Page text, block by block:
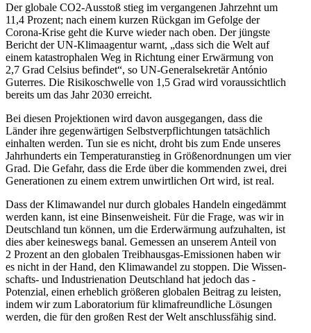
Der globale CO2-Ausstoß stieg im vergan­genen Jahrzehnt um
11,4 Prozent; nach einem kurzen Rückgan im Gefolge der
Corona-Krise geht die Kurve wieder nach oben. Der jüngste
Bericht der UN-Klimaagentur warnt, „dass sich die Welt auf
einem katastro­phalen Weg in Richtung einer Erwärmung von
2,7 Grad Celsius befindet“, so UN-­Gene­ral­se­kretär António
Guterres. Die Risiko­schwelle von 1,5 Grad wird voraus­sichtlich
bereits um das Jahr 2030 erreicht.
Bei diesen Projek­tionen wird davon ausge­gangen, dass die
Länder ihre gegen­wär­tigen Selbst­ver­pflich­tungen tatsächlich
einhalten werden. Tun sie es nicht, droht bis zum Ende unseres
Jahrhun­derts ein Tempe­ra­tur­an­stieg in Größen­ord­nungen um vier
Grad. Die Gefahr, dass die Erde über die kommenden zwei, drei
Genera­tionen zu einem extrem unwirt­lichen Ort wird, ist real.
Dass der Klima­wandel nur durch globales Handeln einge­dämmt
werden kann, ist eine Binsen­weisheit. Für die Frage, was wir in
Deutschland tun können, um die Erder­wärmung aufzu­halten, ist
dies aber keineswegs banal. Gemessen an unserem Anteil von
2 Prozent an den globalen Treib­hausgas-Emissionen haben wir
es nicht in der Hand, den Klima­wandel zu stoppen. Die Wissen­
schafts- und Indus­trie­nation Deutschland hat jedoch das ­
Potenzial, einen erheblich größeren globalen Beitrag zu leisten,
indem wir zum Labora­torium für klima­freund­liche Lösungen
werden, die für den großen Rest der Welt anschluss­fähig sind.